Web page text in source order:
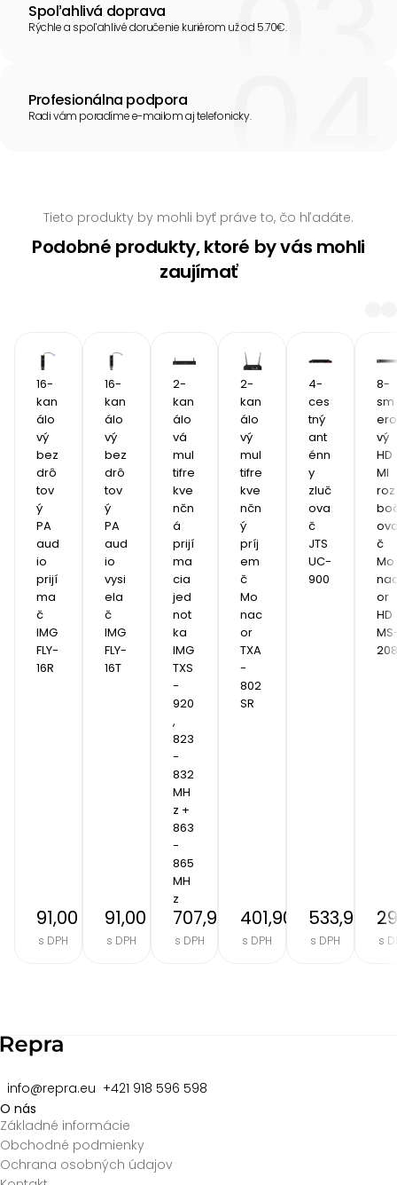
Spoľahlivá doprava
Rýchle a spoľahlivé doručenie kuriérom už od 5.70€.
Profesionálna podpora
Radi vám poradíme e-mailom aj telefonicky.
Tieto produkty by mohli byť práve to, čo hľadáte.
Podobné produkty, ktoré by vás mohli
zaujímať
16-
kan
álo
vý
bez
drô
tov
ý
PA
aud
io
prijí
ma
č
IMG
FLY-
16R
91,00 €
s DPH
16-
kan
álo
vý
bez
drô
tov
ý
PA
aud
io
vysi
ela
č
IMG
FLY-
16T
91,00 €
s DPH
2-
kan
álo
vá
mul
tifre
kve
nčn
á
prijí
ma
cia
jed
not
ka
IMG
TXS
-
920
,
823
-
832
MH
z +
863
-
865
MH
z
707,90 €
s DPH
2-
kan
álo
vý
mul
tifre
kve
nčn
ý
príj
em
č
Mo
nac
or
TXA
-
802
SR
401,90 €
s DPH
4-
ces
tný
ant
énn
y
zluč
ova
č
JTS
UC-
900
533,90 €
s DPH
8-
sm
ero
vý
HD
MI
roz
č
Mo
or
HD
208
s
info@repra.eu +421 918 596 598
O nás
Základné informácie
Obchodné podmienky
Ochrana osobných údajov